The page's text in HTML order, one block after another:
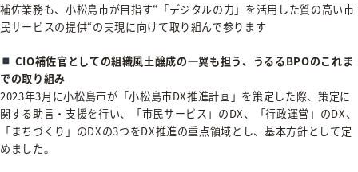
補佐業務も、小松島市が目指す“「デジタルの力」を活用した質の高い市
民サービスの提供“の実現に向けて取り組んで参ります
CIO補佐官としての組織風土醸成の一翼も担う、うるるBPOのこれま
での取り組み
2023年3月に小松島市が「小松島市DX推進計画」を策定した際、策定に
関する助言・支援を行い、「市民サービス」のDX、「行政運営」のDX、
「まちづくり」のDXの3つをDX推進の重点領域とし、基本方針として定
めました。